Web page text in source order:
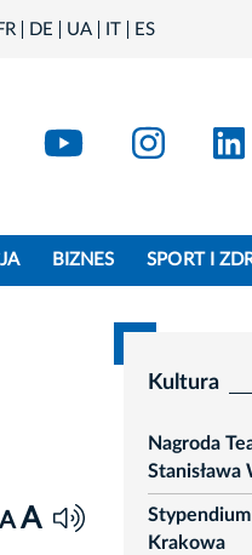
DE UA IT ES
Kraków - X
Kraków -
BIZNES SPORT I
A A
Kultura
Nagroda
Stanisława
Krakowa